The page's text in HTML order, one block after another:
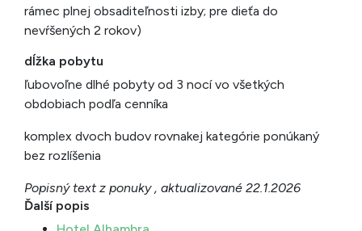
rámec plnej obsaditeľnosti izby; pre dieťa do
nevŕšených 2 rokov)
dĺžka pobytu
ľubovoľne dlhé pobyty od 3 nocí vo všetkých
obdobiach podľa cenníka
komplex dvoch budov rovnakej kategórie ponúkaný
bez rozlíšenia
Popisný text z ponuky , aktualizované 22.1.2026
Ďalší popis